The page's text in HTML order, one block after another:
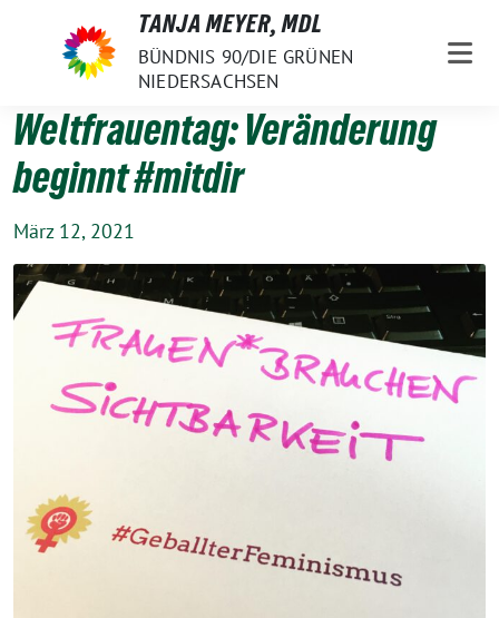
TANJA MEYER, MDL
BÜNDNIS 90/DIE GRÜNEN
NIEDERSACHSEN
Weltfrauentag: Veränderung
beginnt #mitdir
März 12, 2021